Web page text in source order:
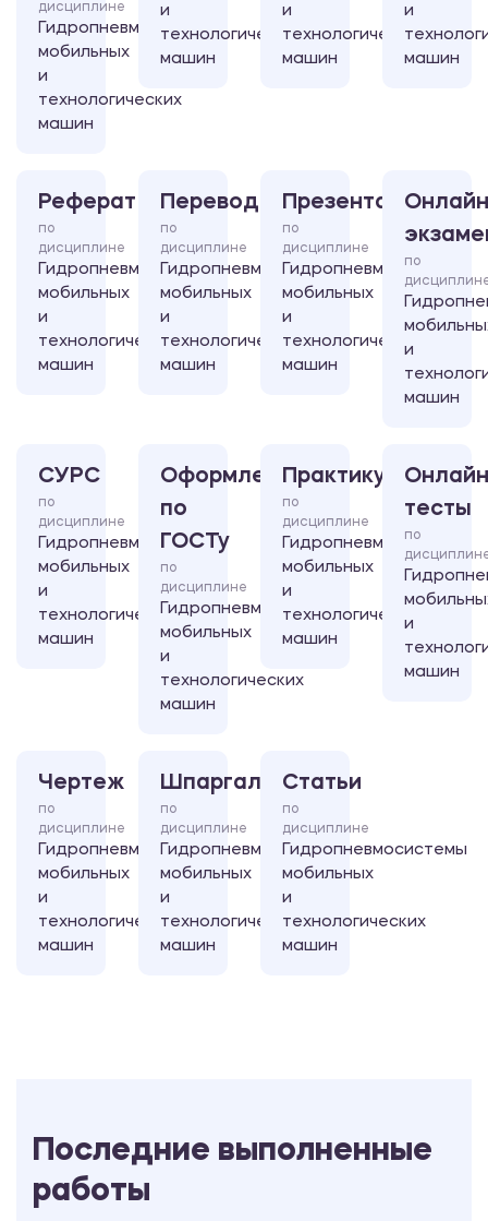
дисциплине
Гидропневмосистемы
мобильных
и
технологических
машин
и
технологических
машин
и
технологических
машин
и
машин
Реферат
по
дисциплине
Гидропневмосистемы
мобильных
и
технологических
машин
Перевод
по
дисциплине
Гидропневмосистемы
мобильных
и
технологических
машин
Презентация
по
дисциплине
Гидропневмосистемы
мобильных
и
технологических
машин
по
и
машин
СУРС
по
дисциплине
Гидропневмосистемы
мобильных
и
технологических
машин
Оформление
по
ГОСТу
по
дисциплине
Гидропневмосистемы
мобильных
и
технологических
машин
Практикум
по
дисциплине
Гидропневмосистемы
мобильных
и
технологических
машин
тесты
по
и
машин
Чертеж
по
дисциплине
Гидропневмосистемы
мобильных
и
технологических
машин
Шпаргалка
по
дисциплине
Гидропневмосистемы
мобильных
и
технологических
машин
Статьи
по
дисциплине
Гидропневмосистемы
мобильных
и
технологических
машин
Последние выполненные
работы